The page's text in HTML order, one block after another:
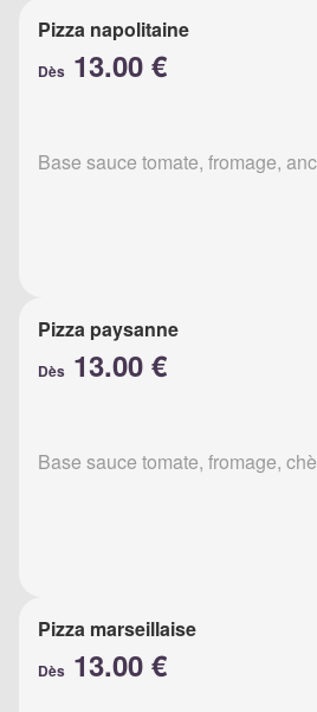
Pizza napolitaine
Dès 13.00 €
Base sauce tomate, fromage,
Pizza paysanne
Dès 13.00 €
Base sauce tomate, fromage,
Pizza marseillaise
Dès 13.00 €